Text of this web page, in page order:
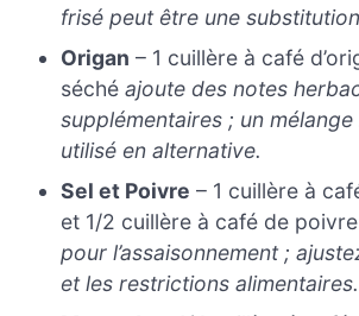
frisé peut être une
Origan – 1 cuillère à café
séchéajoute des notes
supplémentaires ; un
utilisé en alternative.
Sel et Poivre – 1 cuillère à
et 1/2 cuillère à café de
pour l’assaisonnement ;
et les restrictions alimentaires.